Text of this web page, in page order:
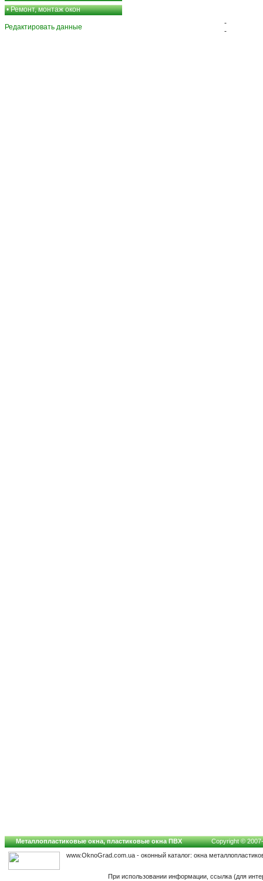
•Ремонт, монтаж окон
Редактировать данные
-
-
Металлопластиковые окна, пластиковые окна ПВХ
Copyright ©
www.OknoGrad.com.ua - оконный каталог: окна
При использовании информации, ссылка (для